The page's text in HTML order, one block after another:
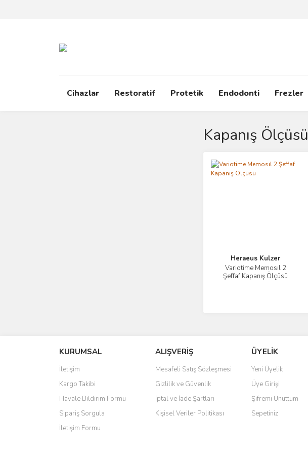
Cihazlar Restoratif Protetik Endodonti Frezler
Kapanış Ölçüsü
Heraeus Kulzer
Variotime Memosıl 2
Şeffaf Kapanış Ölçüsü
İncele
KURUMSAL
İletişim
Kargo Takibi
Havale Bildirim Formu
Sipariş Sorgula
İletişim Formu
ALIŞVERİŞ
Mesafeli Satış Sözleşmesi
Gizlilik ve Güvenlik
İptal ve İade Şartları
Kişisel Veriler Politikası
ÜYELİK
Yeni Üyelik
Üye Girişi
Şifremi Unuttum
Sepetiniz